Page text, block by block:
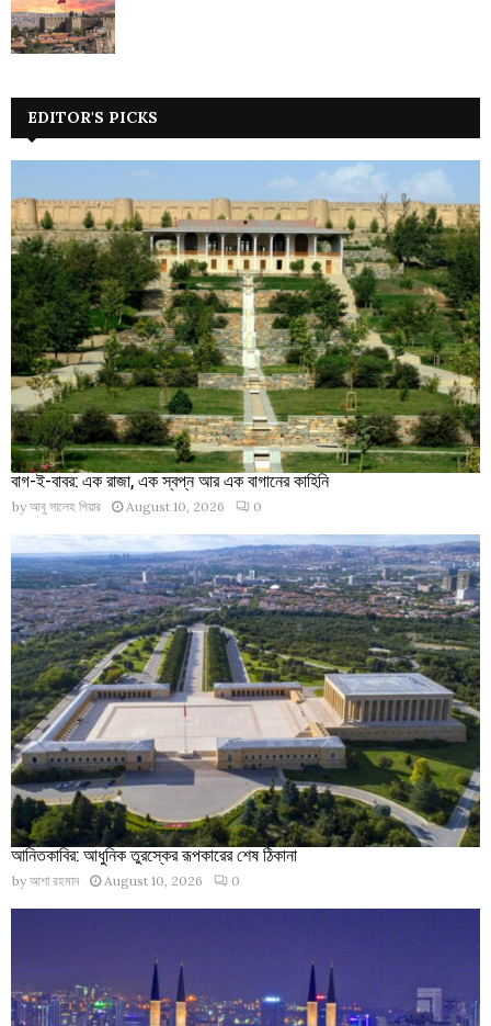
EDITOR'S PICKS
বাগ-ই-বাবর: এক রাজা, এক স্বপ্ন আর এক বাগানের কাহিনি
by আবু সালেহ পিয়ার August 10, 2026 0
আনিতকাবির: আধুনিক তুরস্কের রূপকারের শেষ ঠিকানা
by আশা রহমান August 10, 2026 0